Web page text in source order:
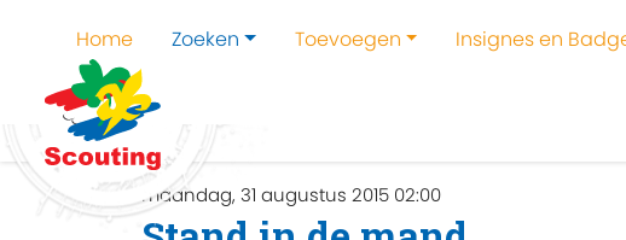
Home Zoeken Toevoegen Insignes en
Home
maandag, 31 augustus 2015 02:00